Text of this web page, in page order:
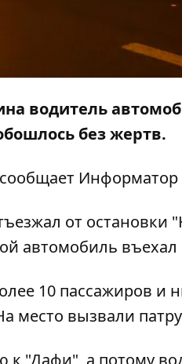
водитель
без жертв.
Информатор
от остановки
автомобиль въехал
10 пассажиров и
место вызвали
к "Дафи", а потому